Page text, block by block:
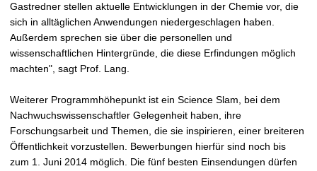
Gastredner stellen aktuelle Entwicklungen in der Chemie vor, die
sich in alltäglichen Anwendungen niedergeschlagen haben.
Außerdem sprechen sie über die personellen und
wissenschaftlichen Hintergründe, die diese Erfindungen möglich
machten", sagt Prof. Lang.
Weiterer Programmhöhepunkt ist ein Science Slam, bei dem
Nachwuchswissenschaftler Gelegenheit haben, ihre
Forschungsarbeit und Themen, die sie inspirieren, einer breiteren
Öffentlichkeit vorzustellen. Bewerbungen hierfür sind noch bis
zum 1. Juni 2014 möglich. Die fünf besten Einsendungen dürfen